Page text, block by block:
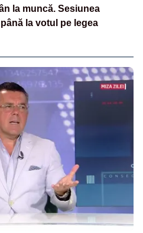
la muncă. Sesiunea
la votul pe legea